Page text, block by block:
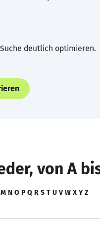
deutlich optimieren.
von A
M N O P Q R S T U V W X Y Z